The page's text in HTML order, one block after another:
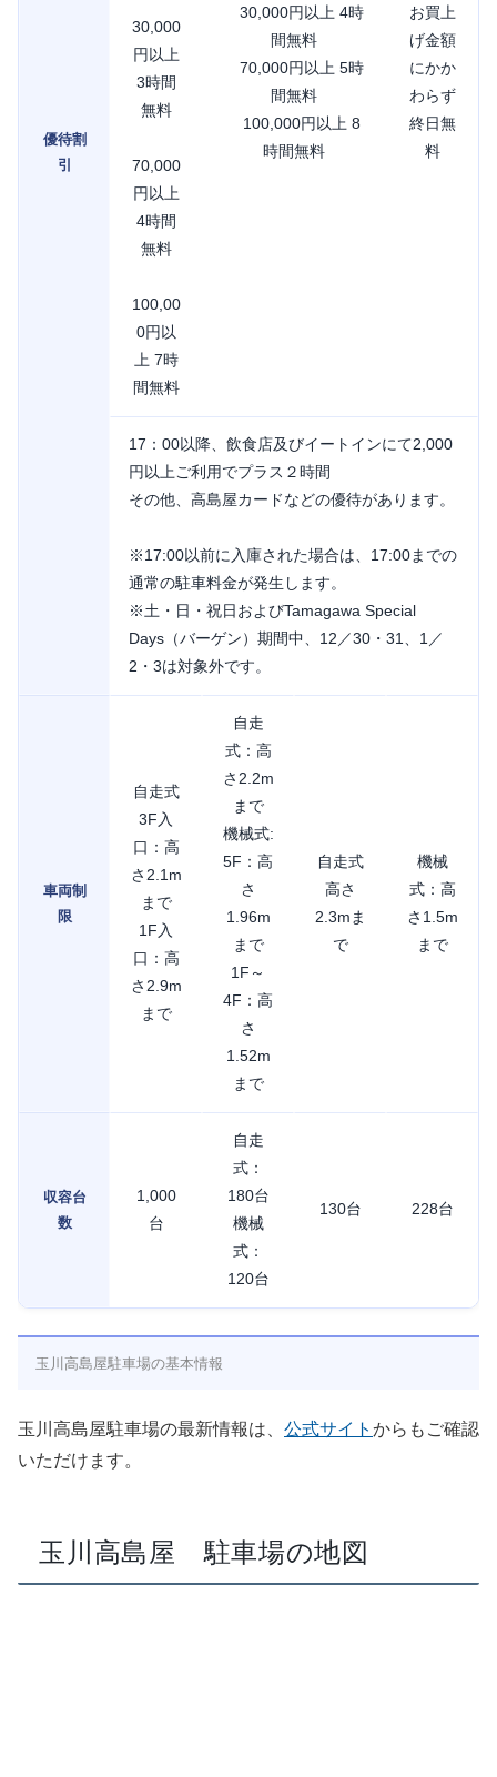
優待割
引
30,000
円以上
3時間
無料
70,000
円以上
4時間
無料
100,00
0円以
上 7時
間無料
30,000円以上 4時
間無料
70,000円以上 5時
間無料
100,000円以上 8
時間無料
お買上
げ金額
にかか
わらず
終日無
料
17：00以降、飲食店及びイートインにて2,000
円以上ご利用でプラス２時間
その他、高島屋カードなどの優待があります。
※17:00以前に入庫された場合は、17:00までの
通常の駐車料金が発生します。
※土・日・祝日およびTamagawa Special
Days（バーゲン）期間中、12／30・31、1／
2・3は対象外です。
車両制
限
自走式
3F入
口：高
さ2.1m
まで
1F入
口：高
さ2.9m
まで
自走
式：高
さ2.2m
まで
機械式:
5F：高
さ
1.96m
まで
1F～
4F：高
さ
1.52m
まで
自走式
高さ
2.3mま
で
機械
式：高
さ1.5m
まで
収容台
数
1,000
台
自走
式：
180台
機械
式：
120台
130台 228台
玉川高島屋駐車場の基本情報
玉川高島屋駐車場の最新情報は、 公式サイト からもご確認
いただけます。
玉川高島屋 駐車場の地図